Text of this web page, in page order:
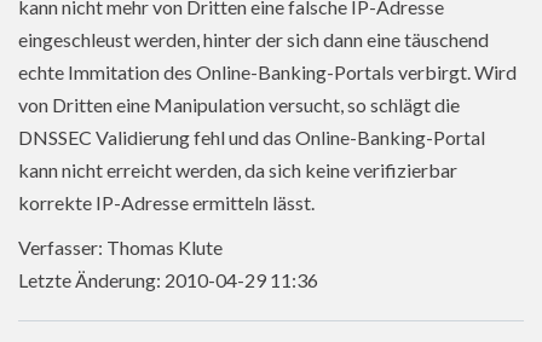
kann nicht mehr von Dritten eine falsche IP-Adresse
eingeschleust werden, hinter der sich dann eine täuschend
echte Immitation des Online-Banking-Portals verbirgt. Wird
von Dritten eine Manipulation versucht, so schlägt die
DNSSEC Validierung fehl und das Online-Banking-Portal
kann nicht erreicht werden, da sich keine verifizierbar
korrekte IP-Adresse ermitteln lässt.
Verfasser: Thomas Klute
Letzte Änderung: 2010-04-29 11:36